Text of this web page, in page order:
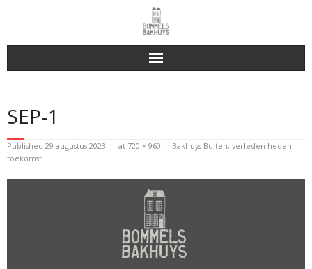
Bakhuys Buiten, verleden heden toekomst
Reserveren & Bestellen
Bommels Buiten
SEP-1
Published 29 augustus 2023 at 720 × 960 in Bakhuys Buiten, verleden heden
toekomst